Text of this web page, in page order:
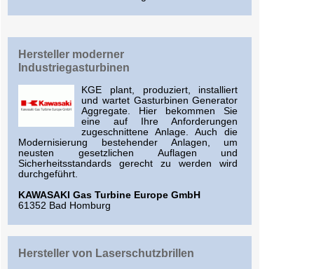
Hersteller moderner
Industriegasturbinen
KGE plant, produziert, installiert
und wartet Gasturbinen Generator
Aggregate. Hier bekommen Sie
eine auf Ihre Anforderungen
zugeschnittene Anlage. Auch die
Modernisierung bestehender Anlagen, um
neusten gesetzlichen Auflagen und
Sicherheitsstandards gerecht zu werden wird
durchgeführt.
KAWASAKI Gas Turbine Europe GmbH
61352 Bad Homburg
Hersteller von Laserschutzbrillen